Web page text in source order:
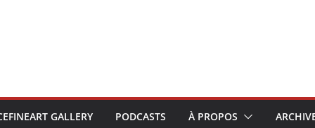
GALLERY PODCASTS À PROPOS